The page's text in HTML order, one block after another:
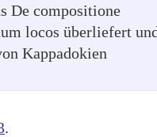
De compositione
locos überliefert
Kappadokien
.